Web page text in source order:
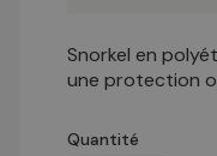
Snorkel en
une protection
Quantité